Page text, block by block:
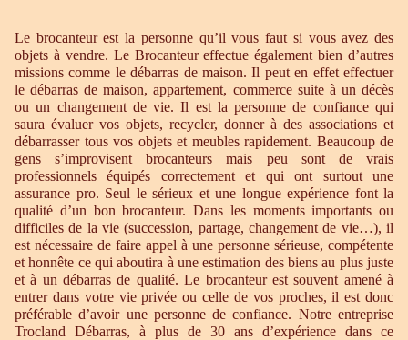
Le brocanteur est la personne qu’il vous faut si vous avez des
objets à vendre. Le Brocanteur effectue également bien d’autres
missions comme le débarras de maison. Il peut en effet effectuer
le débarras de maison, appartement, commerce suite à un décès
ou un changement de vie. Il est la personne de confiance qui
saura évaluer vos objets, recycler, donner à des associations et
débarrasser tous vos objets et meubles rapidement. Beaucoup de
gens s’improvisent brocanteurs mais peu sont de vrais
professionnels équipés correctement et qui ont surtout une
assurance pro. Seul le sérieux et une longue expérience font la
qualité d’un bon brocanteur. Dans les moments importants ou
difficiles de la vie (succession, partage, changement de vie…), il
est nécessaire de faire appel à une personne sérieuse, compétente
et honnête ce qui aboutira à une estimation des biens au plus juste
et à un débarras de qualité. Le brocanteur est souvent amené à
entrer dans votre vie privée ou celle de vos proches, il est donc
préférable d’avoir une personne de confiance. Notre entreprise
Trocland Débarras, à plus de 30 ans d’expérience dans ce